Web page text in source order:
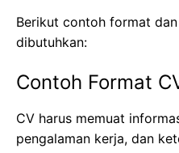
Berikut contoh format
dibutuhkan:
Contoh Format
CV harus memuat
pengalaman kerja, dan